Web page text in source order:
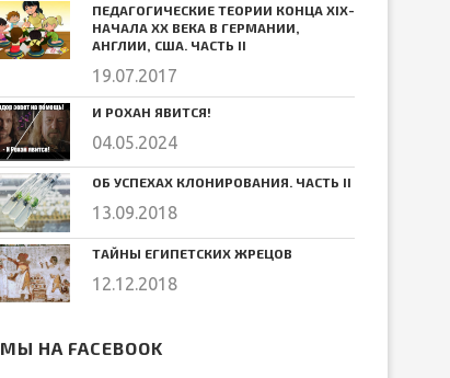
ПЕДАГОГИЧЕСКИЕ ТЕОРИИ КОНЦА ХIХ-
НАЧАЛА ХХ ВЕКА В ГЕРМАНИИ,
АНГЛИИ, США. ЧАСТЬ II
19.07.2017
И РОХАН ЯВИТСЯ!
04.05.2024
ОБ УСПЕХАХ КЛОНИРОВАНИЯ. ЧАСТЬ II
13.09.2018
ТАЙНЫ ЕГИПЕТСКИХ ЖРЕЦОВ
12.12.2018
МЫ НА FACEBOOK